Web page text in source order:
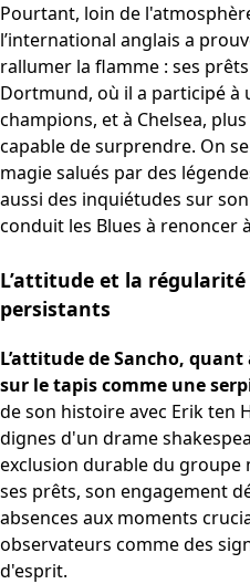
Pourtant, loin de
l’international anglais a
rallumer la flamme : ses
Dortmund, où il a participé à
champions, et à Chelsea,
capable de surprendre. On
magie salués par des
aussi des inquiétudes sur
conduit les Blues à renoncer
L’attitude et la
persistants
L’attitude de Sancho,
sur le tapis comme une
de son histoire avec Erik ten
dignes d'un drame
exclusion durable du groupe
ses prêts, son engagement
absences aux moments
observateurs comme des
d'esprit.